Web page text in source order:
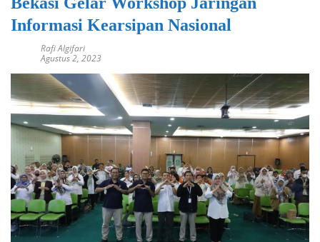
Informasi Kearsipan Nasional
Rafi Algifari
Agustus 2, 2023